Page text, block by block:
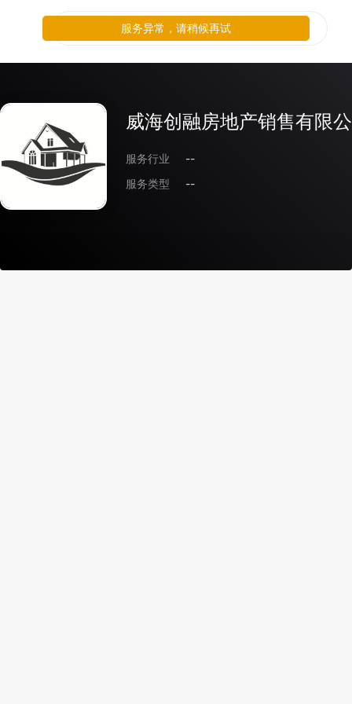
威海创融房地产销售有限
服务行业
--
服务类型
--
服务异常，请稍候再试